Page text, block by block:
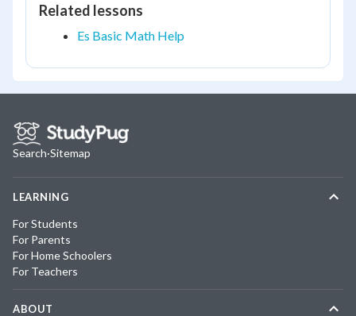
Related lessons
Es Basic Math Help
Search·Sitemap
LEARNING
For Students
For Parents
For Home Schoolers
For Teachers
ABOUT